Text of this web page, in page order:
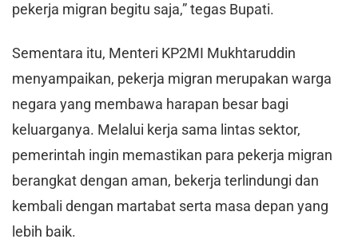
pekerja migran begitu saja,” tegas Bupati.
Sementara itu, Menteri KP2MI Mukhtaruddin
menyampaikan, pekerja migran merupakan warga
negara yang membawa harapan besar bagi
keluarganya. Melalui kerja sama lintas sektor,
pemerintah ingin memastikan para pekerja migran
berangkat dengan aman, bekerja terlindungi dan
kembali dengan martabat serta masa depan yang
lebih baik.